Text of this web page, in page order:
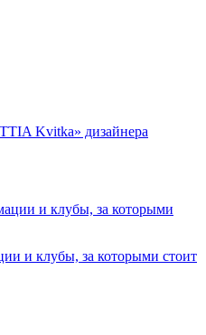
Kvitka» дизайнера
и клубы, за которыми стоит